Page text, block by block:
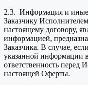
2.3. Информация и иные
Заказчику
настоящему договору,
информацией,
Заказчика. В случае,
указанной информации
ответственность перед
настоящей Оферты.